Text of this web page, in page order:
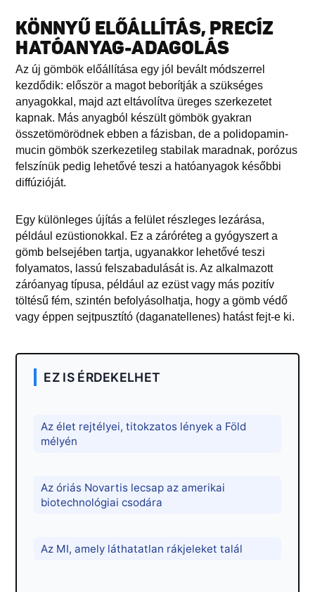
KÖNNYŰ ELŐÁLLÍTÁS, PRECÍZ
HATÓANYAG-ADAGOLÁS
Az új gömbök előállítása egy jól bevált módszerrel
kezdődik: először a magot beborítják a szükséges
anyagokkal, majd azt eltávolítva üreges szerkezetet
kapnak. Más anyagból készült gömbök gyakran
összetömörödnek ebben a fázisban, de a polidopamin-
mucin gömbök szerkezetileg stabilak maradnak, porózus
felszínük pedig lehetővé teszi a hatóanyagok későbbi
diffúzióját.
Egy különleges újítás a felület részleges lezárása,
például ezüstionokkal. Ez a záróréteg a gyógyszert a
gömb belsejében tartja, ugyanakkor lehetővé teszi
folyamatos, lassú felszabadulását is. Az alkalmazott
záróanyag típusa, például az ezüst vagy más pozitív
töltésű fém, szintén befolyásolhatja, hogy a gömb védő
vagy éppen sejtpusztító (daganatellenes) hatást fejt-e ki.
EZ IS ÉRDEKELHET
Az élet rejtélyei, titokzatos lények a Föld
mélyén
Az óriás Novartis lecsap az amerikai
biotechnológiai csodára
Az MI, amely láthatatlan rákjeleket talál